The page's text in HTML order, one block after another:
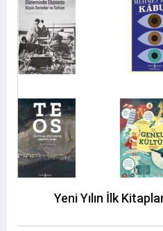
Yeni Yılın İlk